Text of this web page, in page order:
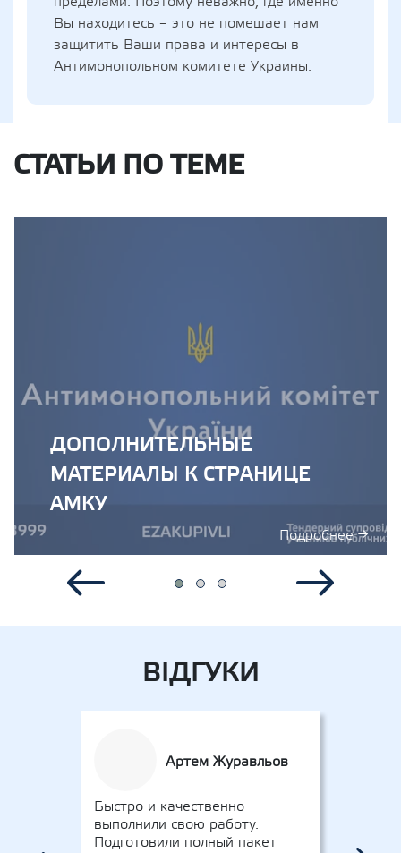
Вы находитесь – это не помешает нам
защитить Ваши права и интересы в
Антимонопольном комитете Украины.
СТАТЬИ ПО ТЕМЕ
ДОПОЛНИТЕЛЬНЫЕ
МАТЕРИАЛЫ К СТРАНИЦЕ
АМКУ
Подробнее →
ВІДГУКИ
Артем Журавльов
Быстро и качественно
выполнили свою работу.
Подготовили полный пакет